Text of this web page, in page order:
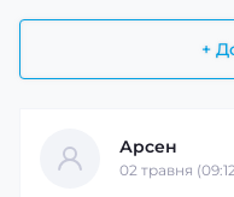
+
Арсен
02 травня